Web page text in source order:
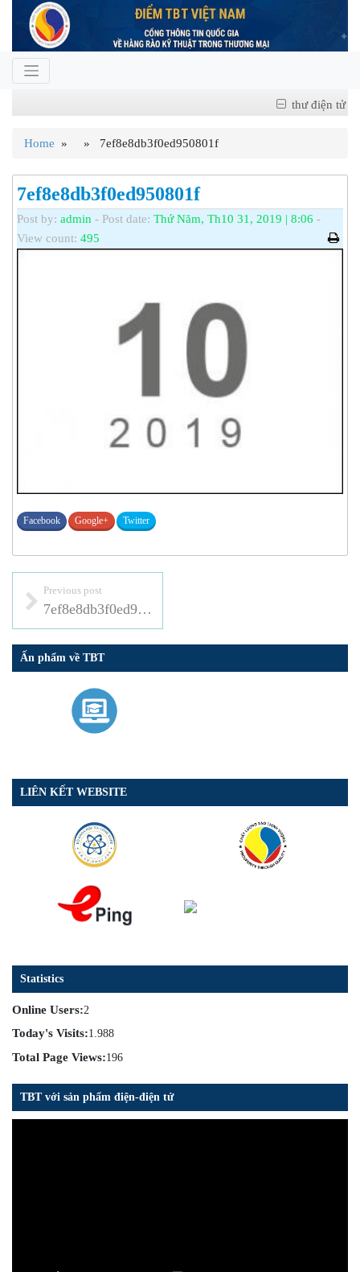
thư điện tử
Home » » 7ef8e8db3f0ed950801f
7ef8e8db3f0ed950801f
Post by: admin - Post date: Thứ Năm, Th10 31, 2019 | 8:06 -
View count: 495
Facebook Google+ Twitter
Previous post
7ef8e8db3f0ed950801f
Ấn phẩm về TBT
LIÊN KẾT WEBSITE
Statistics
Online Users:2
Today's Visits:1.988
Total Page Views:196
TBT với sản phẩm điện-điện tử